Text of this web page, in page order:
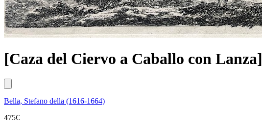
[Caza del Ciervo a Caballo con Lanza]
Bella, Stefano della (1616-1664)
475€